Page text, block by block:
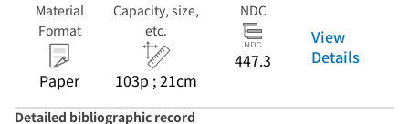
Material
Format
Paper
Capacity, size,
etc.
103p ; 21cm
NDC
447.3
View
Details
Detailed bibliographic record